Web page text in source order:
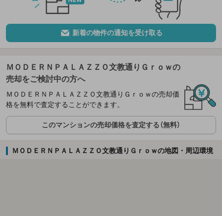
新着の物件の通知を受け取る
ＭＯＤＥＲＮＰＡＬＡＺＺＯ文教通りＧｒｏｗの
売却をご検討中の方へ
ＭＯＤＥＲＮＰＡＬＡＺＺＯ文教通りＧｒｏｗの売却価
格を無料で査定することができます。
このマンションの売却価格を査定する（無料）
ＭＯＤＥＲＮＰＡＬＡＺＺＯ文教通りＧｒｏｗの地図・周辺環境